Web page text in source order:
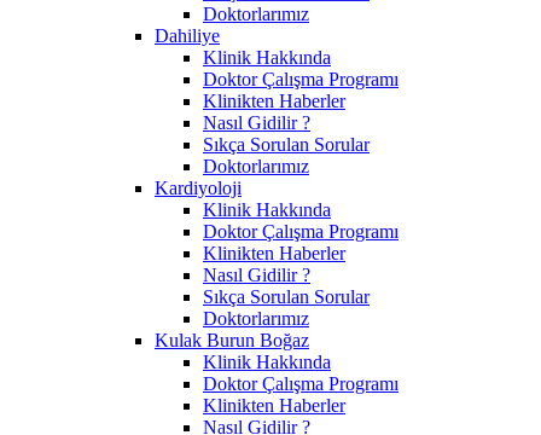
Doktorlarımız
Dahiliye
Klinik Hakkında
Doktor Çalışma Programı
Klinikten Haberler
Nasıl Gidilir ?
Sıkça Sorulan Sorular
Doktorlarımız
Kardiyoloji
Klinik Hakkında
Doktor Çalışma Programı
Klinikten Haberler
Nasıl Gidilir ?
Sıkça Sorulan Sorular
Doktorlarımız
Kulak Burun Boğaz
Klinik Hakkında
Doktor Çalışma Programı
Klinikten Haberler
Nasıl Gidilir ?